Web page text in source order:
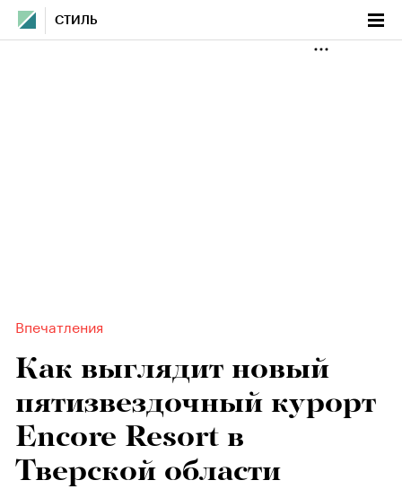
СТИЛЬ
Впечатления
Как выглядит новый
пятизвездочный курорт
Encore Resort в
Тверской области